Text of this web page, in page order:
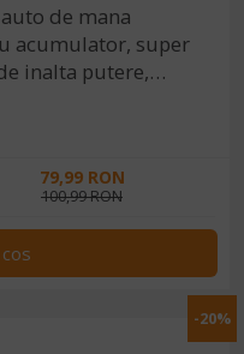
de mana
acumulator, super
inalta putere,
79,99 RON
100,99 RON
-20%